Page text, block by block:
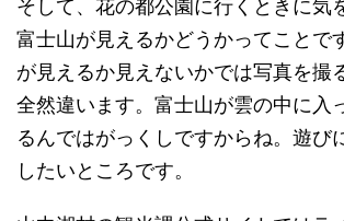
そして、花の都公園に行くときに気
富士山が見えるかどうかってことで
が見えるか見えないかでは写真を撮
全然違います。富士山が雲の中に入
るんではがっくしですからね。遊び
したいところです。